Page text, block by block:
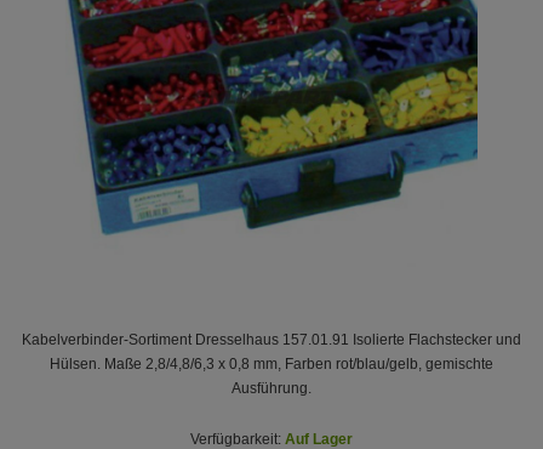
Kabelverbinder-Sortiment Dresselhaus 157.01.91 Isolierte Flachstecker und
Hülsen. Maße 2,8/4,8/6,3 x 0,8 mm, Farben rot/blau/gelb, gemischte
Ausführung.
Verfügbarkeit: Auf Lager